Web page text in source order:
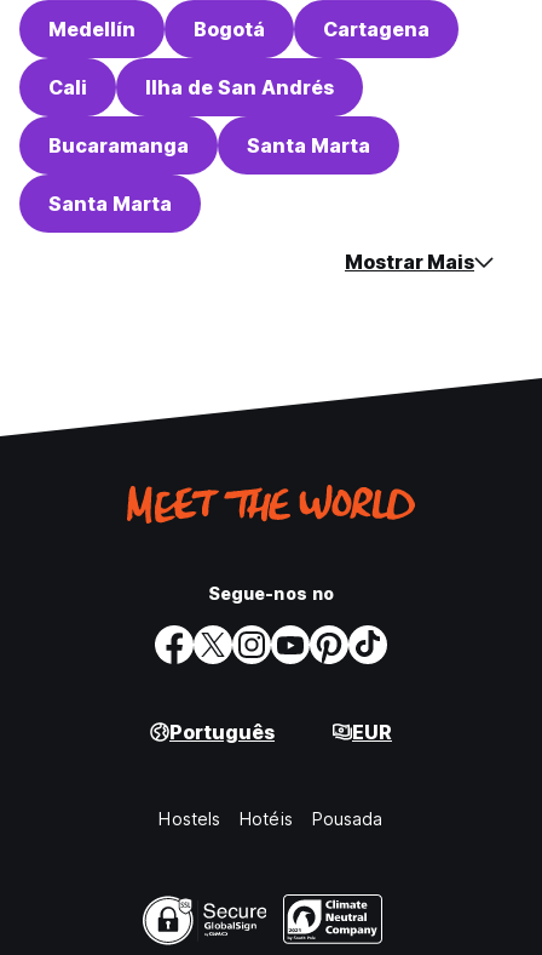
Medellín Bogotá Cartagena
Cali Ilha de San Andrés
Bucaramanga Santa Marta
Santa Marta
Mostrar Mais
Segue-nos no
Português EUR
Hostels Hotéis Pousada